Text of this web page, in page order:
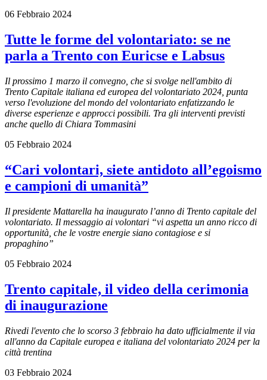
06 Febbraio 2024
Tutte le forme del volontariato: se ne
parla a Trento con Euricse e Labsus
Il prossimo 1 marzo il convegno, che si svolge nell'ambito di
Trento Capitale italiana ed europea del volontariato 2024, punta
verso l'evoluzione del mondo del volontariato enfatizzando le
diverse esperienze e approcci possibili. Tra gli interventi previsti
anche quello di Chiara Tommasini
05 Febbraio 2024
“Cari volontari, siete antidoto all’egoismo
e campioni di umanità”
Il presidente Mattarella ha inaugurato l’anno di Trento capitale del
volontariato. Il messaggio ai volontari “vi aspetta un anno ricco di
opportunità, che le vostre energie siano contagiose e si
propaghino”
05 Febbraio 2024
Trento capitale, il video della cerimonia
di inaugurazione
Rivedi l'evento che lo scorso 3 febbraio ha dato ufficialmente il via
all'anno da Capitale europea e italiana del volontariato 2024 per la
città trentina
03 Febbraio 2024